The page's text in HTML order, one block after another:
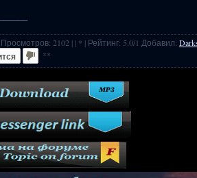
Просмотров: 2102 | | * | Рейтинг: 5.0/1 Добавил:
**